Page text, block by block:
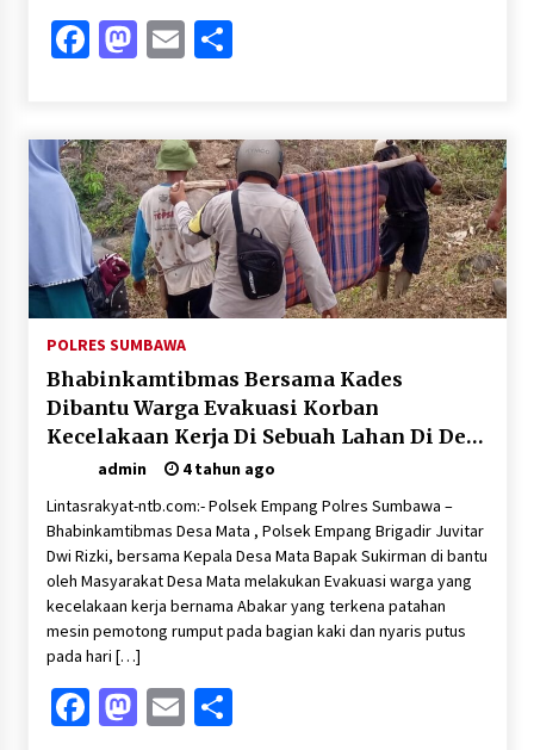
Facebook
Mastodon
EmailShare
POLRES SUMBAWA
Bhabinkamtibmas Bersama Kades
Dibantu Warga Evakuasi Korban
Kecelakaan Kerja Di Sebuah Lahan Di Desa
Mataadmin
4 tahun ago
Lintasrakyat-ntb.com:- Polsek Empang Polres Sumbawa –
Bhabinkamtibmas Desa Mata , Polsek Empang Brigadir Juvitar
Dwi Rizki, bersama Kepala Desa Mata Bapak Sukirman di bantu
oleh Masyarakat Desa Mata melakukan Evakuasi warga yang
kecelakaan kerja bernama Abakar yang terkena patahan
mesin pemotong rumput pada bagian kaki dan nyaris putus
pada hari […]
Facebook
Mastodon
EmailShare